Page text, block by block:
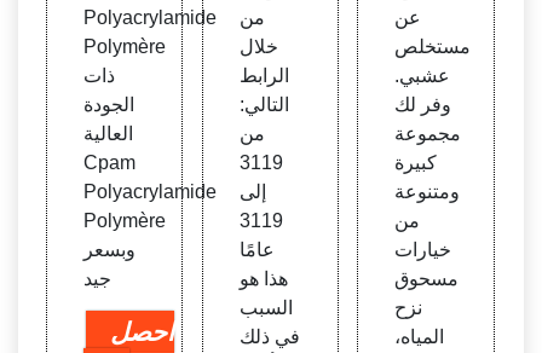
Polyacrylamide
Polymère
ذات
الجودة
العالية
Cpam
Polyacrylamide
Polymère
وبسعر
جيد
احصل
من
خلال
الرابط
التالي:
من
3119
إلى
3119
عامًا
هذا هو
السبب
في ذلك
عن
مستخلص
عشبي.
وفر لك
مجموعة
كبيرة
ومتنوعة
من
خيارات
مسحوق
نزح
المياه،